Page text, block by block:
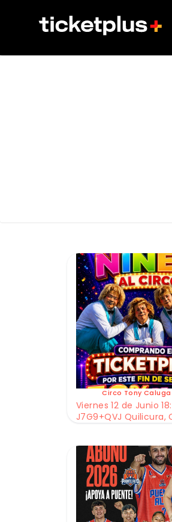
Circo Tony Caluga
Viernes 12 de Junio
J7G9+QVJ Quilicura,